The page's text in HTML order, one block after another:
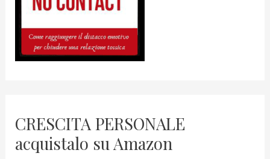
CRESCITA PERSONALE
acquistalo su Amazon